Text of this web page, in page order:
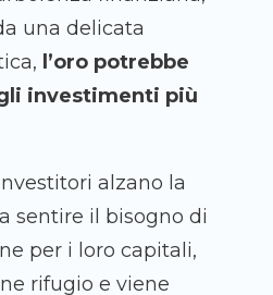
una delicata
l’oro potrebbe
investimenti più
alzano la
sentire il bisogno di
per i loro capitali,
rifugio e viene